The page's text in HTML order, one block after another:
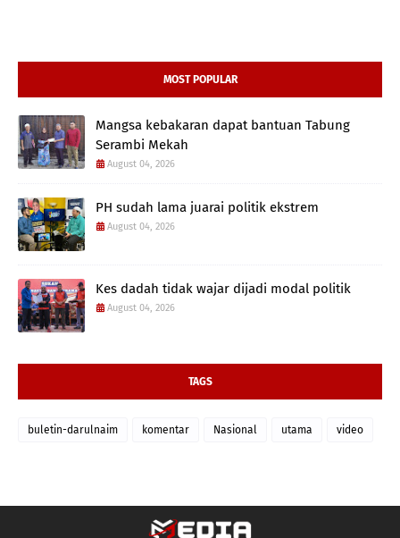
MOST POPULAR
Mangsa kebakaran dapat bantuan Tabung
Serambi Mekah
August 04, 2026
PH sudah lama juarai politik ekstrem
August 04, 2026
Kes dadah tidak wajar dijadi modal politik
August 04, 2026
TAGS
buletin-darulnaim komentar Nasional utama video